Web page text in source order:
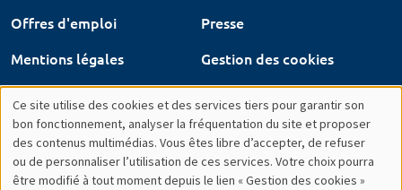
Offres d'emploi
Presse
Mentions légales
Gestion des cookies
Intranet
Utilisation
des
Ce site utilise des cookies et des services tiers pour garantir son
bon fonctionnement, analyser la fréquentation du site et proposer
des contenus multimédias. Vous êtes libre d’accepter, de refuser
ou de personnaliser l’utilisation de ces services. Votre choix pourra
être modifié à tout moment depuis le lien « Gestion des cookies »